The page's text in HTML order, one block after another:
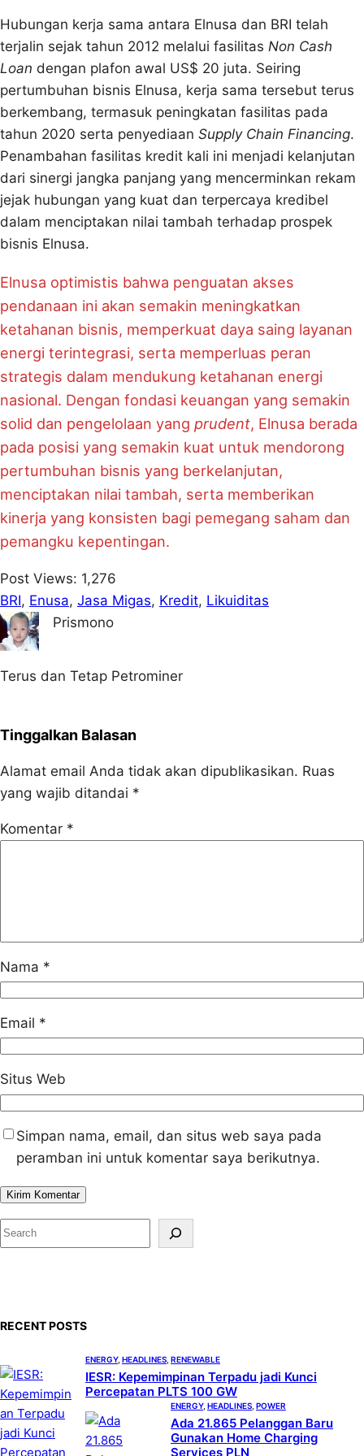
Hubungan kerja sama antara Elnusa dan BRI telah
terjalin sejak tahun 2012 melalui fasilitas Non Cash
Loan dengan plafon awal US$ 20 juta. Seiring
pertumbuhan bisnis Elnusa, kerja sama tersebut terus
berkembang, termasuk peningkatan fasilitas pada
tahun 2020 serta penyediaan Supply Chain Financing.
Penambahan fasilitas kredit kali ini menjadi kelanjutan
dari sinergi jangka panjang yang mencerminkan rekam
jejak hubungan yang kuat dan terpercaya kredibel
dalam menciptakan nilai tambah terhadap prospek
bisnis Elnusa.
Elnusa optimistis bahwa penguatan akses
pendanaan ini akan semakin meningkatkan
ketahanan bisnis, memperkuat daya saing layanan
energi terintegrasi, serta memperluas peran
strategis dalam mendukung ketahanan energi
nasional. Dengan fondasi keuangan yang semakin
solid dan pengelolaan yang prudent, Elnusa berada
pada posisi yang semakin kuat untuk mendorong
pertumbuhan bisnis yang berkelanjutan,
menciptakan nilai tambah, serta memberikan
kinerja yang konsisten bagi pemegang saham dan
pemangku kepentingan.
Post Views: 1,276
BRI, Enusa, Jasa Migas, Kredit, Likuiditas
Prismono
Terus dan Tetap Petrominer
Tinggalkan Balasan
Alamat email Anda tidak akan dipublikasikan. Ruas
yang wajib ditandai *
Komentar *
Nama *
Email *
Situs Web
Simpan nama, email, dan situs web saya pada
peramban ini untuk komentar saya berikutnya.
S
e
RECENT POSTS
ENERGY, HEADLINES RENEWABLE
IESR: Kepemimpinan Terpadu jadi Kunci
Percepatan PLTS 100 GW
ENERGY, HEADLINES POWER
Ada 21.865 Pelanggan Baru
Gunakan Home Charging
Services PLN